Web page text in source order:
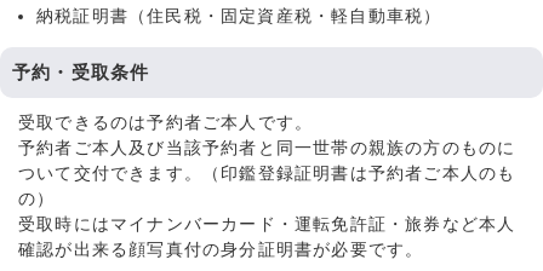
納税証明書（住民税・固定資産税・軽自動車税）
予約・受取条件
受取できるのは予約者ご本人です。
予約者ご本人及び当該予約者と同一世帯の親族の方のものに
ついて交付できます。（印鑑登録証明書は予約者ご本人のも
の）
受取時にはマイナンバーカード・運転免許証・旅券など本人
確認が出来る顔写真付の身分証明書が必要です。